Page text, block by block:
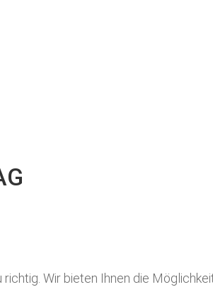
richtig. Wir bieten Ihnen die